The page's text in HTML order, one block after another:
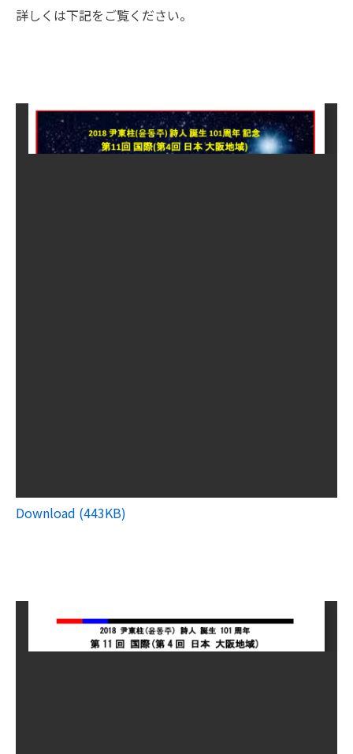
詳しくは下記をご覧ください。
Download (443KB)